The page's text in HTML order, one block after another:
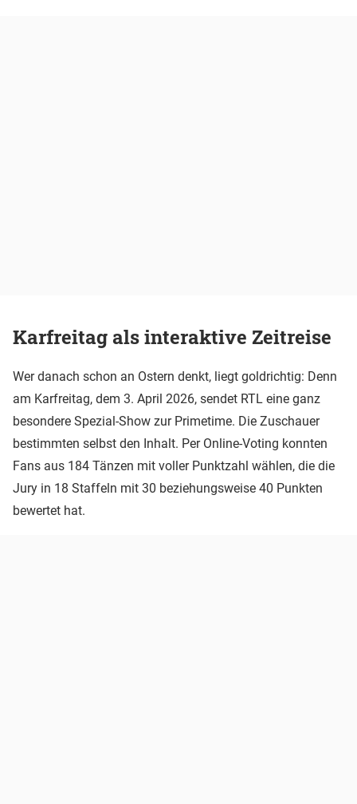
Karfreitag als interaktive Zeitreise
Wer danach schon an Ostern denkt, liegt goldrichtig: Denn
am Karfreitag, dem 3. April 2026, sendet RTL eine ganz
besondere Spezial-Show zur Primetime. Die Zuschauer
bestimmten selbst den Inhalt. Per Online-Voting konnten
Fans aus 184 Tänzen mit voller Punktzahl wählen, die die
Jury in 18 Staffeln mit 30 beziehungsweise 40 Punkten
bewertet hat.